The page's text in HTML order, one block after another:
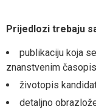
Prijedlozi trebaju
publikaciju koja
znanstvenim
životopis
detaljno